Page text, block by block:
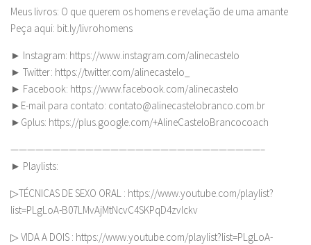
Meus livros: O que querem os homens e revelação de uma amante
Peça aqui: bit.ly/livrohomens
► Instagram: https://www.instagram.com/alinecastelo
► Twitter: https://twitter.com/alinecastelo_
► Facebook: https://www.facebook.com/alinecastelo
►E-mail para contato: contato@alinecastelobranco.com.br
►Gplus: https://plus.google.com/+AlineCasteloBrancocoach
——————————————————————————————–
► Playlists:
▷TÉCNICAS DE SEXO ORAL : https://www.youtube.com/playlist?
list=PLgLoA-B07LMvAjMtNcvC4SKPqD4zvIckv
▷ VIDA A DOIS : https://www.youtube.com/playlist?list=PLgLoA-